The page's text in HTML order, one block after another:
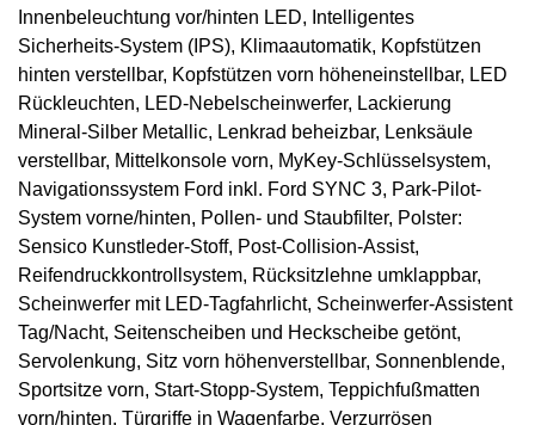
Innenbeleuchtung vor/hinten LED, Intelligentes
Sicherheits-System (IPS), Klimaautomatik, Kopfstützen
hinten verstellbar, Kopfstützen vorn höheneinstellbar, LED
Rückleuchten, LED-Nebelscheinwerfer, Lackierung
Mineral-Silber Metallic, Lenkrad beheizbar, Lenksäule
verstellbar, Mittelkonsole vorn, MyKey-Schlüsselsystem,
Navigationssystem Ford inkl. Ford SYNC 3, Park-Pilot-
System vorne/hinten, Pollen- und Staubfilter, Polster:
Sensico Kunstleder-Stoff, Post-Collision-Assist,
Reifendruckkontrollsystem, Rücksitzlehne umklappbar,
Scheinwerfer mit LED-Tagfahrlicht, Scheinwerfer-Assistent
Tag/Nacht, Seitenscheiben und Heckscheibe getönt,
Servolenkung, Sitz vorn höhenverstellbar, Sonnenblende,
Sportsitze vorn, Start-Stopp-System, Teppichfußmatten
vorn/hinten, Türgriffe in Wagenfarbe, Verzurrösen